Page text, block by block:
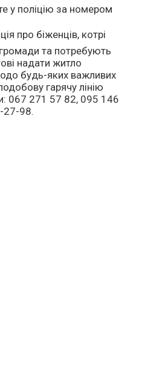
у поліцію за номером
про біженців, котрі
та потребують
надати житло
будь-яких важливих
гарячу лінію
067 271 57 82, 095 146
27-98.